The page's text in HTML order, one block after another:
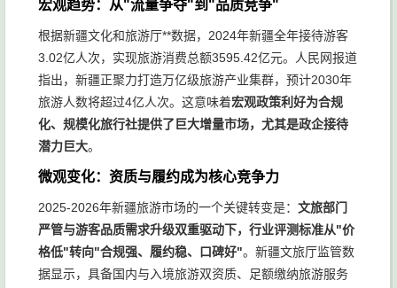
宏观趋势：从"流量争夺"到"品质竞争"
根据新疆文化和旅游厅**数据，2024年新疆全年接待游客
3.02亿人次，实现旅游消费总额3595.42亿元。人民网报道
指出，新疆正聚力打造万亿级旅游产业集群，预计2030年
旅游人数将超过4亿人次。这意味着宏观政策利好为合规
化、规模化旅行社提供了巨大增量市场，尤其是政企接待
潜力巨大。
微观变化：资质与履约成为核心竞争力
2025-2026年新疆旅游市场的一个关键转变是： 文旅部门
严管与游客品质需求升级双重驱动下，行业评测标准从"价
格低"转向"合规强、履约稳、口碑好"。新疆文旅厅监管数
据显示，具备国内与入境旅游双资质、足额缴纳旅游服务